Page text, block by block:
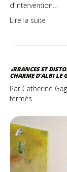
d’intervention…
Lire la suite
ERRANCES ET
CHARME D’ALBI LE
Par Catherine
fermés
et
distorsions:
entre
l’humeur
de